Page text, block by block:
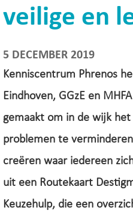
veilige en
5 DECEMBER 2019
Kenniscentrum Phrenos
Eindhoven, GGzE en
gemaakt om in de wijk
problemen te
creëren waar iedereen
uit een Routekaart
Keuzehulp, die een